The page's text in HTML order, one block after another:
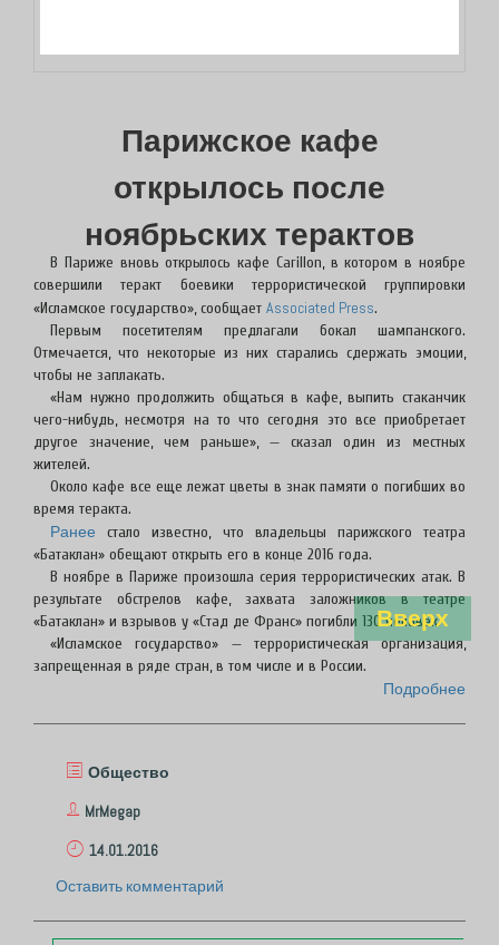
Вверх
Парижское кафе
открылось после
ноябрьских терактов
В Париже вновь открылось кафе Carillon, в котором в ноябре
совершили теракт боевики террористической группировки
«Исламское государство», сообщает Associated Press.
Первым посетителям предлагали бокал шампанского.
Отмечается, что некоторые из них старались сдержать эмоции,
чтобы не заплакать.
«Нам нужно продолжить общаться в кафе, выпить стаканчик
чего-нибудь, несмотря на то что сегодня это все приобретает
другое значение, чем раньше», — сказал один из местных
жителей.
Около кафе все еще лежат цветы в знак памяти о погибших во
время теракта.
Ранее стало известно, что владельцы парижского театра
«Батаклан» обещают открыть его в конце 2016 года.
В ноябре в Париже произошла серия террористических атак. В
результате обстрелов кафе, захвата заложников в театре
«Батаклан» и взрывов у «Стад де Франс» погибли 130 человек.
«Исламское государство» — террористическая организация,
запрещенная в ряде стран, в том числе и в России.
Подробнее
Общество
MrMegap
14.01.2016
Оставить комментарий